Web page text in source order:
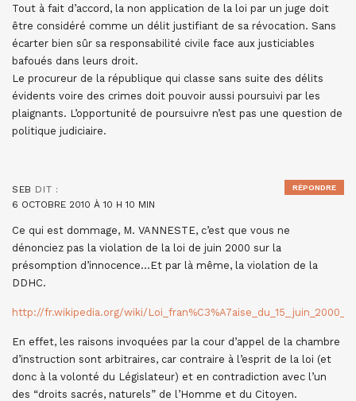
Tout à fait d’accord, la non application de la loi par un juge doit
être considéré comme un délit justifiant de sa révocation. Sans
écarter bien sûr sa responsabilité civile face aux justiciables
bafoués dans leurs droit.
Le procureur de la république qui classe sans suite des délits
évidents voire des crimes doit pouvoir aussi poursuivi par les
plaignants. L’opportunité de poursuivre n’est pas une question de
politique judiciaire.
SEB DIT :
6 OCTOBRE 2010 À 10 H 10 MIN
Ce qui est dommage, M. VANNESTE, c’est que vous ne
dénonciez pas la violation de la loi de juin 2000 sur la
présomption d’innocence…Et par là même, la violation de la
DDHC.
http://fr.wikipedia.org/wiki/
En effet, les raisons invoquées par la cour d’appel de la chambre
d’instruction sont arbitraires, car contraire à l’esprit de la loi (et
donc à la volonté du Législateur) et en contradiction avec l’un
des “droits sacrés, naturels” de l’Homme et du Citoyen.
RÉPONDRE